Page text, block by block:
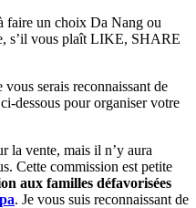
faire un choix Da Nang ou
s’il vous plaît LIKE, SHARE
serais reconnaissant de
dessous pour organiser votre
la vente, mais il n’y aura
Cette commission est petite
aux familles défavorisées
. Je vous suis reconnaissant de